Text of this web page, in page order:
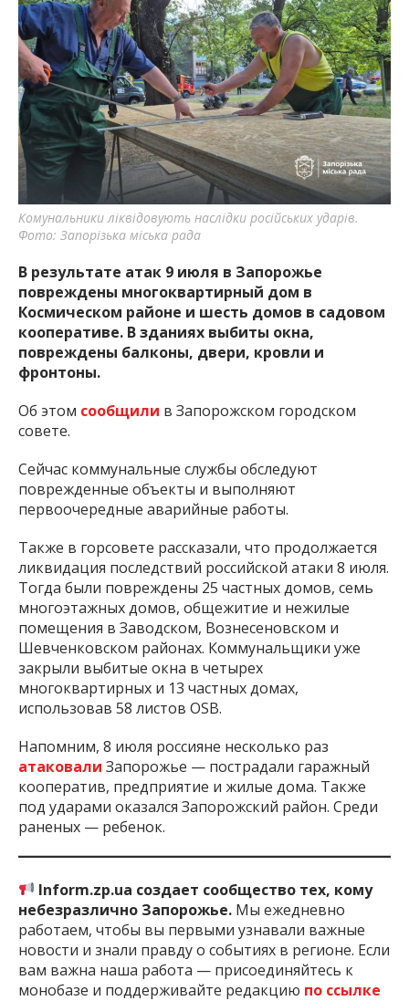
Комунальники ліквідовують наслідки російських ударів.
Фото: Запорізька міська рада
В результате атак 9 июля в Запорожье
повреждены многоквартирный дом в
Космическом районе и шесть домов в садовом
кооперативе. В зданиях выбиты окна,
повреждены балконы, двери, кровли и
фронтоны.
Об этом сообщили в Запорожском городском
совете.
Сейчас коммунальные службы обследуют
поврежденные объекты и выполняют
первоочередные аварийные работы.
Также в горсовете рассказали, что продолжается
ликвидация последствий российской атаки 8 июля.
Тогда были повреждены 25 частных домов, семь
многоэтажных домов, общежитие и нежилые
помещения в Заводском, Вознесеновском и
Шевченковском районах. Коммунальщики уже
закрыли выбитые окна в четырех
многоквартирных и 13 частных домах,
использовав 58 листов OSB.
Напомним, 8 июля россияне несколько раз
атаковали Запорожье — пострадали гаражный
кооператив, предприятие и жилые дома. Также
под ударами оказался Запорожский район. Среди
раненых — ребенок.
Inform.zp.ua создает сообщество тех, кому
небезразлично Запорожье. Мы ежедневно
работаем, чтобы вы первыми узнавали важные
новости и знали правду о событиях в регионе. Если
вам важна наша работа — присоединяйтесь к
монобазе и поддерживайте редакцию по ссылке